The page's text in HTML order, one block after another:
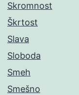
Skromnost
Škrtost
Slava
Sloboda
Smeh
Smešno